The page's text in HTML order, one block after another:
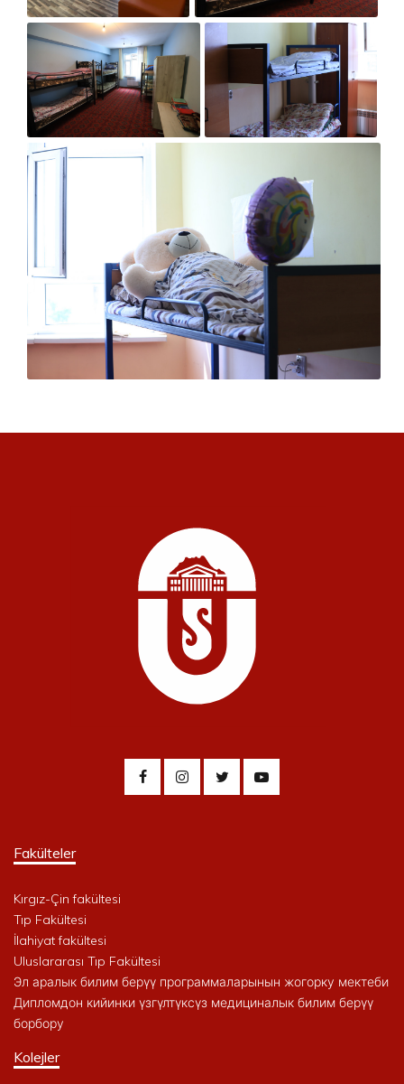
Fakülteler
Kırgız-Çin fakültesi
Tıp Fakültesi
İlahiyat fakültesi
Uluslararası Tıp Fakültesi
Эл аралык билим берүү программаларынын жогорку мектеби
Дипломдон кийинки үзгүлтүксүз медициналык билим берүү
борбору
Kolejler